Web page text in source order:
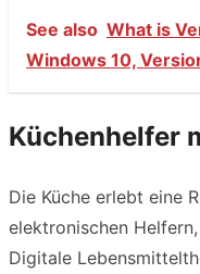
See also What is
Windows 10,
Küchenhelfer
Die Küche erlebt eine
elektronischen
Digitale